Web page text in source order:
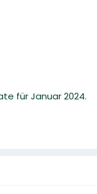
für Januar 2024.